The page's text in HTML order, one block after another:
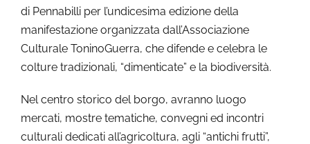
di Pennabilli per l’undicesima edizione della
manifestazione organizzata dall’Associazione
Culturale ToninoGuerra, che difende e celebra le
colture tradizionali, “dimenticate” e la biodiversità.
Nel centro storico del borgo, avranno luogo
mercati, mostre tematiche, convegni ed incontri
culturali dedicati all’agricoltura, agli “antichi frutti”,